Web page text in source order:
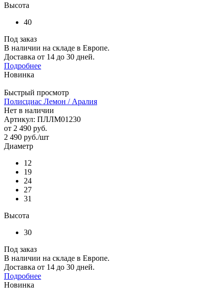
Высота
40
Под заказ
В наличии на складе в Европе.
Доставка от 14 до 30 дней.
Подробнее
Новинка
Быстрый просмотр
Полисциас Лемон / Аралия
Нет в наличии
Артикул: ПЛЛМ01230
от 2 490 руб.
2 490 руб./шт
Диаметр
12
19
24
27
31
Высота
30
Под заказ
В наличии на складе в Европе.
Доставка от 14 до 30 дней.
Подробнее
Новинка